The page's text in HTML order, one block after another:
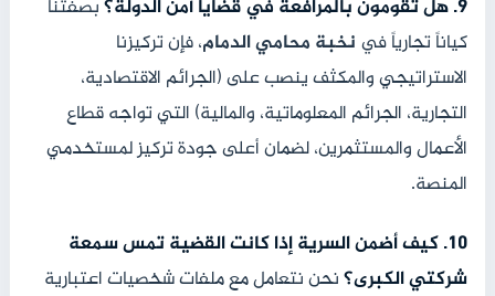
9. هل تقومون بالمرافعة في قضايا أمن الدولة؟
بصفتنا
كياناً تجارياً في نخبة محامي الدمام، فإن تركيزنا
الاستراتيجي والمكثف ينصب على (الجرائم الاقتصادية،
التجارية، الجرائم المعلوماتية، والمالية) التي تواجه قطاع
الأعمال والمستثمرين، لضمان أعلى جودة تركيز لمستخدمي
المنصة.
10. كيف أضمن السرية إذا كانت القضية تمس سمعة
شركتي الكبرى؟نحن نتعامل مع ملفات شخصيات اعتبارية